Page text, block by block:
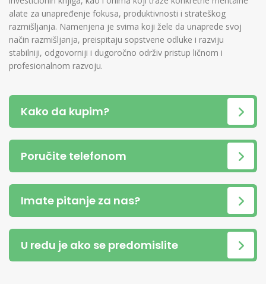
alate za unapređenje fokusa, produktivnosti i strateškog
razmišljanja. Namenjena je svima koji žele da unaprede svoj
način razmišljanja, preispitaju sopstvene odluke i razviju
stabilniji, odgovorniji i dugoročno održiv pristup ličnom i
profesionalnom razvoju.
Kako da kupim?
Poručite telefonom
Imate pitanje za nas?
U redu je ako se predomislite